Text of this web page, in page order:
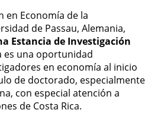
en Economía de la
de Passau, Alemania,
Estancia de Investigación
es una oportunidad
en economía al inicio
de doctorado, especialmente
con especial atención a
de Costa Rica.